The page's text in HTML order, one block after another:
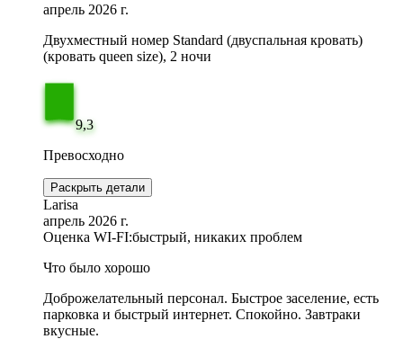
апрель 2026 г.
Двухместный номер Standard (двуспальная кровать)
(кровать queen size), 2 ночи
9,3
Превосходно
Раскрыть детали
Larisa
апрель 2026 г.
Оценка WI-FI:быстрый, никаких проблем
Что было хорошо
Доброжелательный персонал. Быстрое заселение, есть
парковка и быстрый интернет. Спокойно. Завтраки
вкусные.